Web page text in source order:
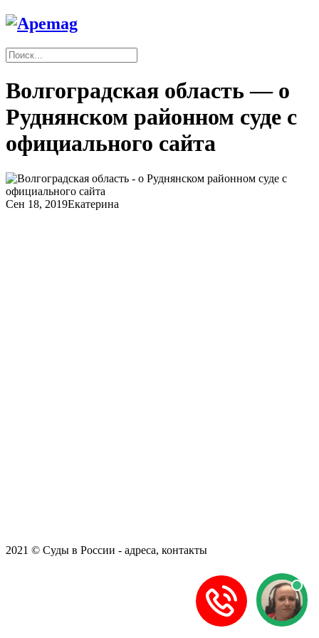
Волгоградская область — о
Руднянском районном суде с
официального сайта
Сен 18, 2019Екатерина
2021 © Суды в России - адреса, контакты